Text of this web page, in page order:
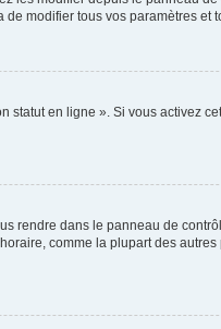
modifier tous vos paramètres et
en ligne ». Si vous activez
rendre dans le panneau de
comme la plupart des autres